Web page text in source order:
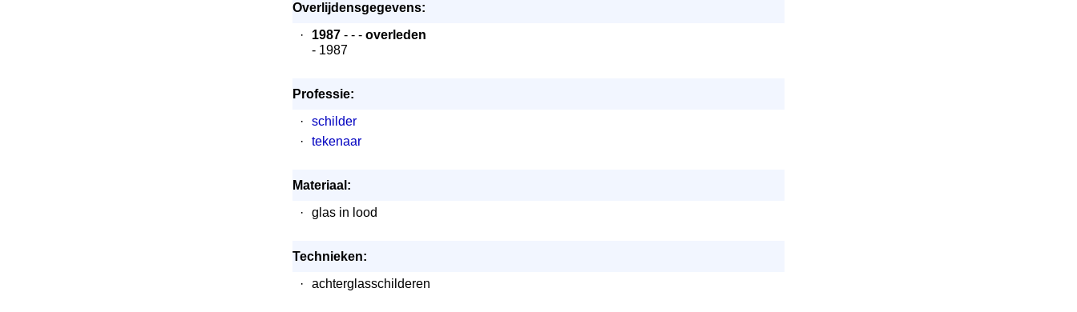
Overlijdensgegevens:
·
1987 - - - overleden
- 1987
Professie:
·
schilder
·
tekenaar
Materiaal:
·
glas in lood
Technieken:
·
achterglasschilderen